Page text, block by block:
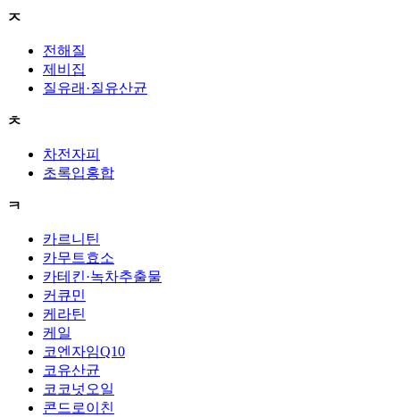
ㅈ
전해질
제비집
질유래·질유산균
ㅊ
차전자피
초록입홍합
ㅋ
카르니틴
카무트효소
카테킨·녹차추출물
커큐민
케라틴
케일
코엔자임Q10
코유산균
코코넛오일
콘드로이친